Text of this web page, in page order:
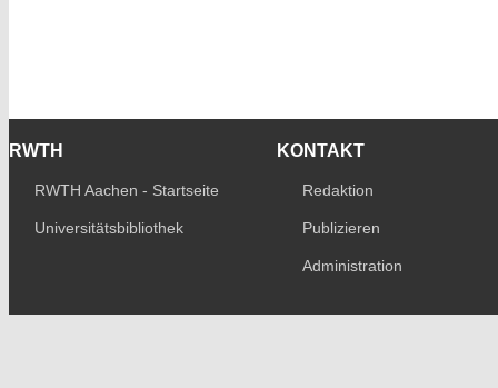
RWTH
RWTH Aachen - Startseite
Universitätsbibliothek
KONTAKT
Redaktion
Publizieren
Administration